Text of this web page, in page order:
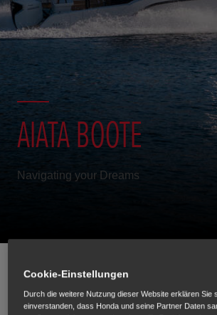
AIATA BOOTE
Navigating your Dreams
Cookie-Einstellungen
Durch die weitere Nutzung dieser Website erklären Sie
einverstanden, dass Honda und seine Partner Daten